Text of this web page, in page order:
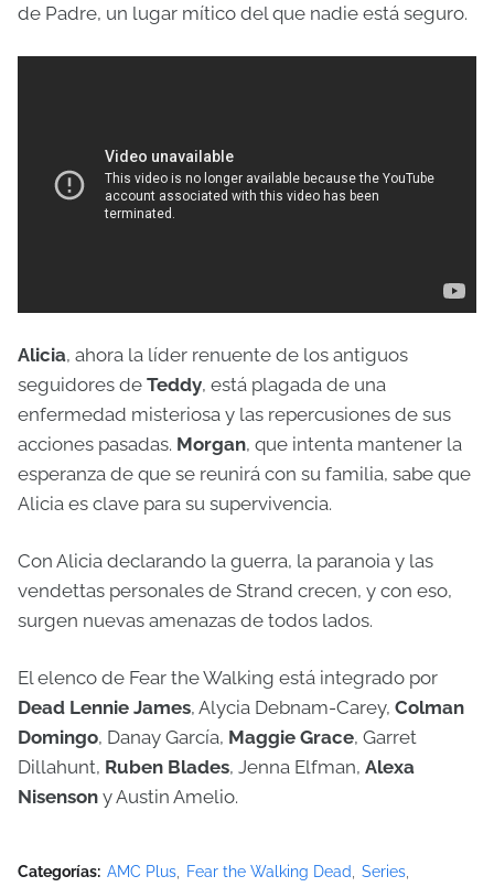
de Padre, un lugar mítico del que nadie está seguro.
Alicia, ahora la líder renuente de los antiguos
seguidores de Teddy, está plagada de una
enfermedad misteriosa y las repercusiones de sus
acciones pasadas. Morgan, que intenta mantener la
esperanza de que se reunirá con su familia, sabe que
Alicia es clave para su supervivencia.
Con Alicia declarando la guerra, la paranoia y las
vendettas personales de Strand crecen, y con eso,
surgen nuevas amenazas de todos lados.
El elenco de Fear the Walking está integrado por
Dead Lennie James, Alycia Debnam-Carey, Colman
Domingo, Danay García, Maggie Grace, Garret
Dillahunt, Ruben Blades, Jenna Elfman, Alexa
Nisenson y Austin Amelio.
Categorías: AMC Plus Fear the Walking Dead Series